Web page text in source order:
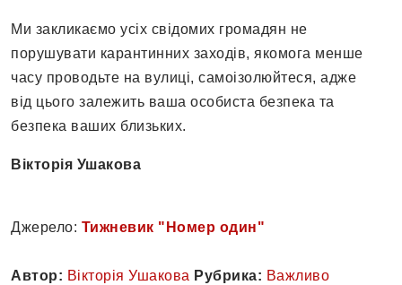
Ми закликаємо усіх свідомих громадян не
порушувати карантинних заходів, якомога менше
часу проводьте на вулиці, самоізолюйтеся, адже
від цього залежить ваша особиста безпека та
безпека ваших близьких.
Вікторія Ушакова
Джерело: Тижневик "Номер один"
Автор: Вікторія Ушакова Рубрика: Важливо